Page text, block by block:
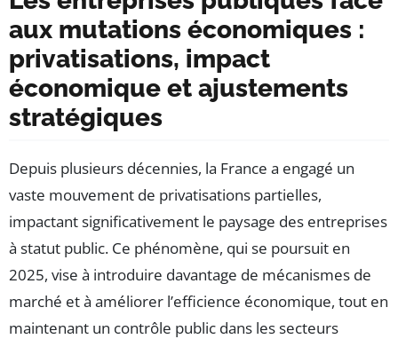
aux mutations économiques :
privatisations, impact
économique et ajustements
stratégiques
Depuis plusieurs décennies, la France a engagé un
vaste mouvement de privatisations partielles,
impactant significativement le paysage des entreprises
à statut public. Ce phénomène, qui se poursuit en
2025, vise à introduire davantage de mécanismes de
marché et à améliorer l’efficience économique, tout en
maintenant un contrôle public dans les secteurs